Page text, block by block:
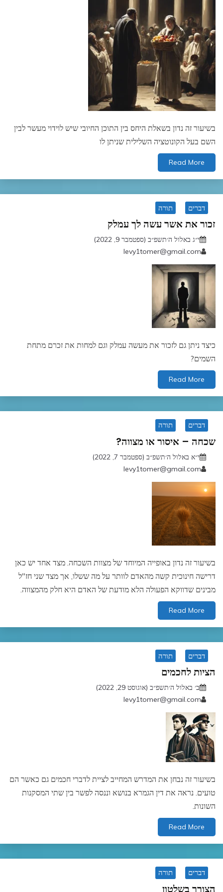
בשיעור זה נדון בשאלת היחס בין התוכן החיובי שיש לוידוי מעשר לבין
השם בעל הקונוטציה השלילית שניתן לו
Read More
דברים תורה
זכור את אשר עשה לך עמלק
י״ג באלול ה׳תשפ״ב (ספטמבר 9, 2022)
levy1tomer@gmail.com
כיצד ניתן גם לזכור את מעשה עמלק וגם למחות את זכרם מתחת
השמים?
Read More
דברים תורה
שכחה – איסור או מצווה?
י״א באלול ה׳תשפ״ב (ספטמבר 7, 2022)
levy1tomer@gmail.com
בשיעור זה נדון באופייה המיוחד של מצוות השכחה. מצד אחד יש כאן
דרישה חינוכית קשה מהאדם לוותר על מה ששלו, אך מצד שני חז"ל
מבינים שדווקא הפעולה הלא מודעת של האדם היא חלק מהמצווה.
Read More
דברים תורה
הציות לחכמים
ב׳ באלול ה׳תשפ״ב (אוגוסט 29, 2022)
levy1tomer@gmail.com
בשיעור זה נבחן את המדרש המחייב לציית לדברי חכמים גם כאשר הם
טועים. נראה את דין הגמרא בנושא וננסה לפשר בין שתי המסקנות
השונות.
Read More
דברים תורה
הצורך בשלטון